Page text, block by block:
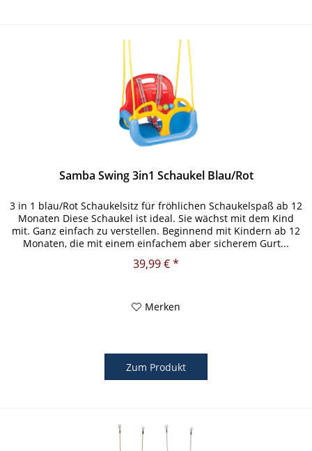
Samba Swing 3in1 Schaukel Blau/Rot
3 in 1 blau/Rot Schaukelsitz für fröhlichen Schaukelspaß ab 12
Monaten Diese Schaukel ist ideal. Sie wächst mit dem Kind
mit. Ganz einfach zu verstellen. Beginnend mit Kindern ab 12
Monaten, die mit einem einfachem aber sicherem Gurt...
39,99 € *
Merken
Zum Produkt